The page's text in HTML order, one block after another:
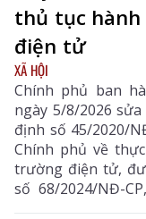
thủ tục
điện tử
XÃ HỘI
Chính phủ ban
ngày 5/8/2026
định số 45/2020/
Chính phủ về
trường điện tử,
số 68/2024/NĐ-
Nghị định số 118/